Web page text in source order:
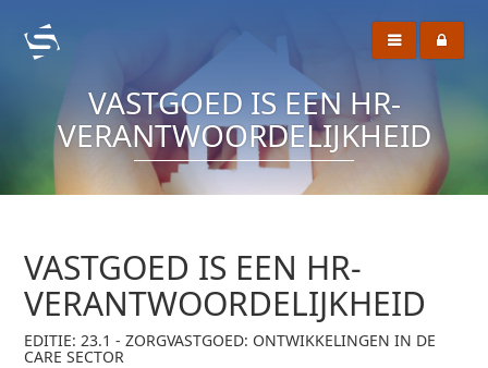
VASTGOED IS EEN HR-
VERANTWOORDELIJKHEID
VASTGOED IS EEN HR-
VERANTWOORDELIJKHEID
EDITIE: 23.1 - ZORGVASTGOED: ONTWIKKELINGEN IN DE
CARE SECTOR